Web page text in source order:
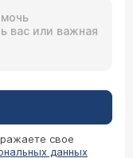
свое
данных